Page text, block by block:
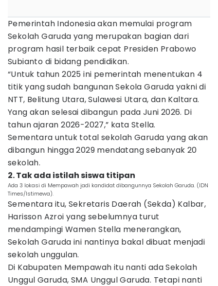
Pemerintah Indonesia akan memulai program
Sekolah Garuda yang merupakan bagian dari
program hasil terbaik cepat Presiden Prabowo
Subianto di bidang pendidikan.
“Untuk tahun 2025 ini pemerintah menentukan 4
titik yang sudah bangunan Sekola Garuda yakni di
NTT, Belitung Utara, Sulawesi Utara, dan Kaltara.
Yang akan selesai dibangun pada Juni 2026. Di
tahun ajaran 2026-2027,” kata Stella.
Sementara untuk total sekolah Garuda yang akan
dibangun hingga 2029 mendatang sebanyak 20
sekolah.
2. Tak ada istilah siswa titipan
Ada 3 lokasi di Mempawah jadi kandidat dibangunnya Sekolah Garuda. (IDN
Times/Istimewa).
Sementara itu, Sekretaris Daerah (Sekda) Kalbar,
Harisson Azroi yang sebelumnya turut
mendampingi Wamen Stella menerangkan,
Sekolah Garuda ini nantinya bakal dibuat menjadi
sekolah unggulan.
Di Kabupaten Mempawah itu nanti ada Sekolah
Unggul Garuda, SMA Unggul Garuda. Tetapi nanti